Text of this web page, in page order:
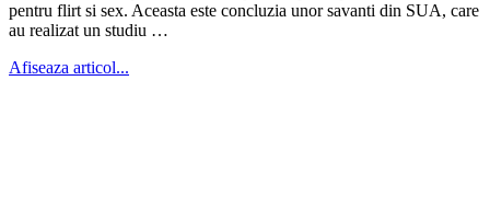
pentru flirt si sex. Aceasta este concluzia unor savanti din SUA, care
au realizat un studiu …
Afiseaza articol...